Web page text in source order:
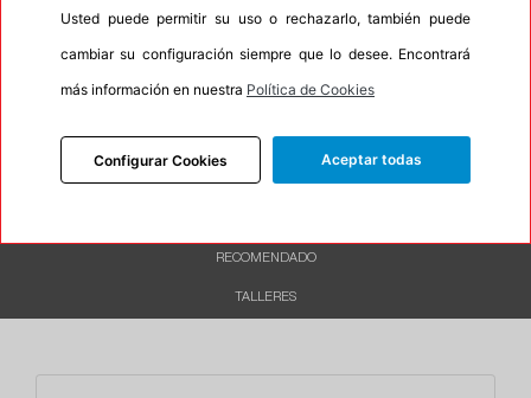
Etiqueta energética Información Eprel
INFORMACIÓN
DESCRIPCIÓN
RECOMENDADO
TALLERES
Usted puede permitir su uso o rechazarlo, también puede
cambiar su configuración siempre que lo desee. Encontrará
más información en nuestra Política de Cookies
Configurar Cookies Aceptar todas